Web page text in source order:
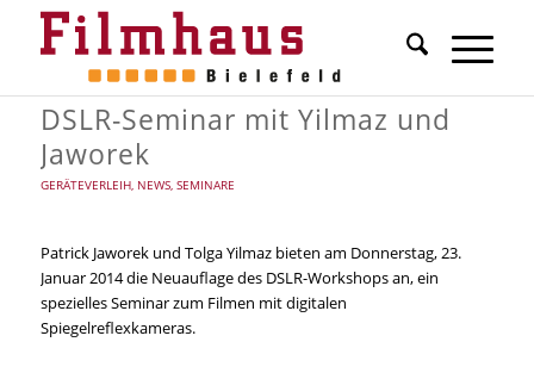
DSLR-Seminar mit Yilmaz und
Jaworek
GERÄTEVERLEIH, NEWS, SEMINARE
Patrick Jaworek und Tolga Yilmaz bieten am Donnerstag, 23.
Januar 2014 die Neuauflage des DSLR-Workshops an, ein
spezielles Seminar zum Filmen mit digitalen
Spiegelreflexkameras.